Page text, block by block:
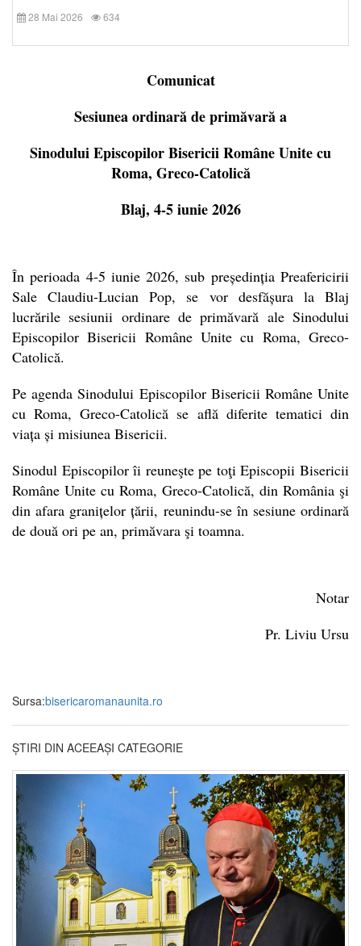
28 Mai 2026 634
Comunicat
Sesiunea ordinară de primăvară a
Sinodului Episcopilor Bisericii Române Unite cu
Roma, Greco-Catolică
Blaj, 4-5 iunie 2026
În perioada 4-5 iunie 2026, sub președinția Preafericirii
Sale Claudiu-Lucian Pop, se vor desfășura la Blaj
lucrările sesiunii ordinare de primăvară ale Sinodului
Episcopilor Bisericii Române Unite cu Roma, Greco-
Catolică.
Pe agenda Sinodului Episcopilor Bisericii Române Unite
cu Roma, Greco-Catolică se află diferite tematici din
viața și misiunea Bisericii.
Sinodul Episcopilor îi reuneşte pe toţi Episcopii Bisericii
Române Unite cu Roma, Greco-Catolică, din România şi
din afara granițelor țării, reunindu-se în sesiune ordinară
de două ori pe an, primăvara şi toamna.
Notar
Pr. Liviu Ursu
Sursa:bisericaromanaunita.ro
ȘTIRI DIN ACEEAȘI CATEGORIE